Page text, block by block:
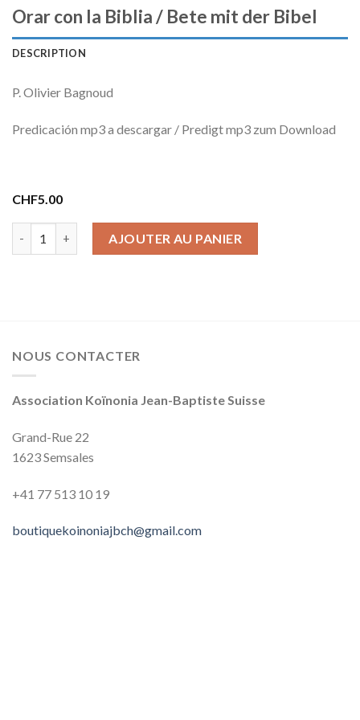
Orar con la Biblia / Bete mit der Bibel
DESCRIPTION
P. Olivier Bagnoud
Predicación mp3 a descargar / Predigt mp3 zum Download
CHF5.00
quantité de Orar con la Biblia / Bete mit der Bibel
AJOUTER AU PANIER
NOUS CONTACTER
Association Koïnonia Jean-Baptiste Suisse
Grand-Rue 22
1623 Semsales
+41 77 513‬‬‬ 10‬‬‬ 19‬‬‬
boutiquekoinoniajbch@gmail.com